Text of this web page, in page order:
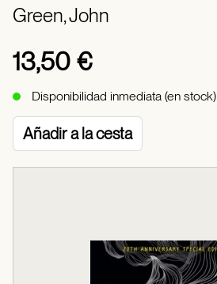
Green, John
13,50 €
Disponibilidad inmediata (en stock)
Añadir a la cesta